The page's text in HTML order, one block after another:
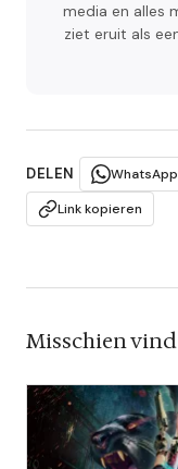
media en alles
ziet eruit als
DELEN WhatsApp
Link kopieren
Misschien